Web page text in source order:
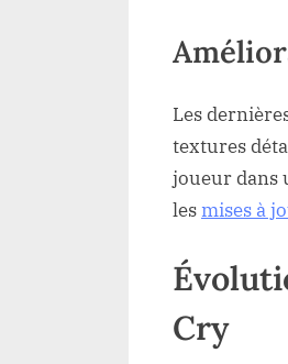
Les
textures
joueur dans
lesmises à
Cry